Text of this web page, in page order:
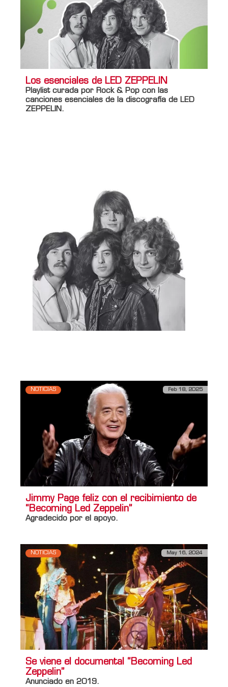
Los esenciales de LED ZEPPELIN
Playlist curada por Rock & Pop con las
canciones esenciales de la discografía de LED
ZEPPELIN.
NOTICIAS Feb 18, 2025
Jimmy Page feliz con el recibimiento de
“Becoming Led Zeppelin”
Agradecido por el apoyo.
NOTICIAS May 16, 2024
Se viene el documental “Becoming Led
Zeppelin”
Anunciado en 2019.